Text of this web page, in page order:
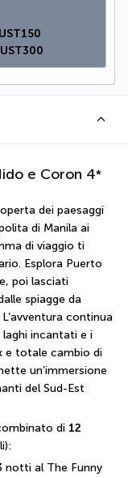
e Coron 4*
dei paesaggi
di Manila ai
di viaggio ti
Esplora Puerto
poi lasciati
spiagge da
continua
incantati e i
e totale cambio di
un’immersione
del Sud-Est
di 12
notti al The Funny